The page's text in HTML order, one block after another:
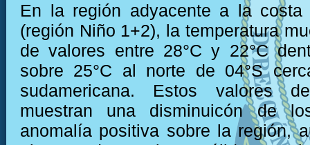
En la región adyacente a la costa
(región Niño 1+2), la temperatura
de valores entre 28°C y 22°C
sobre 25°C al norte de 04°S
sudamericana. Estos valores
muestran una disminuicón de
anomalía positiva sobre la región,